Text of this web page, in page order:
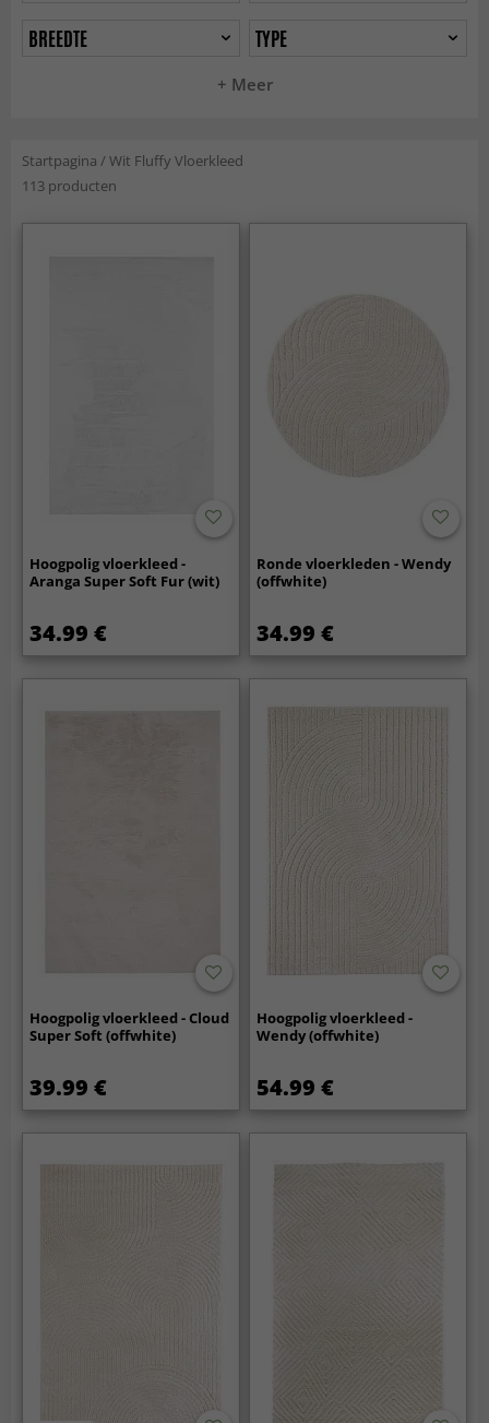
+ Meer
BREEDTE
TYPE
Startpagina /Wit Fluffy Vloerkleed
113 producten
Hoogpolig vloerkleed -
Aranga Super Soft Fur (wit)
34.99 €
Ronde vloerkleden - Wendy
(offwhite)
34.99 €
Hoogpolig vloerkleed - Cloud
Super Soft (offwhite)
39.99 €
Hoogpolig vloerkleed -
Wendy (offwhite)
54.99 €